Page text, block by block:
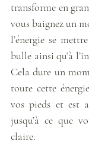
transforme en
vous baignez un
l’énergie se
bulle ainsi qu’à
Cela dure un
toute cette
vos pieds et est
jusqu’à ce que
claire.